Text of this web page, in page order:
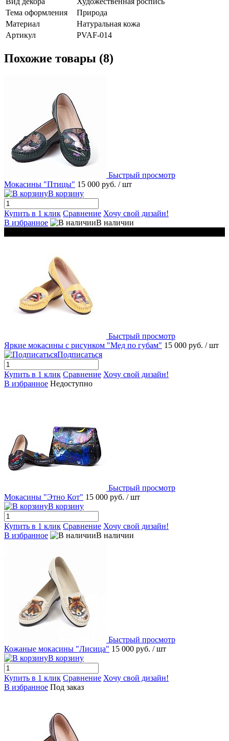
Тема оформления
Природа
Материал
Натуральная кожа
Артикул
PVAF-014
Похожие товары (8)
Быстрый просмотр
Мокасины "Птицы" 15 000 руб. / шт
В корзину
Купить в 1 клик Сравнение Хочу свой дизайн!
В избранное
В наличии
Быстрый просмотр
Яркие мокасины с рисунком "Мед по губам" 15 000 руб. / шт
Подписаться
Купить в 1 клик Сравнение Хочу свой дизайн!
В избранное Недоступно
Быстрый просмотр
Мокасины "Этно Кот" 15 000 руб. / шт
В корзину
Купить в 1 клик Сравнение Хочу свой дизайн!
В избранное
В наличии
Быстрый просмотр
Кожаные мокасины "Лисица" 15 000 руб. / шт
В корзину
Купить в 1 клик Сравнение Хочу свой дизайн!
В избранное Под заказ